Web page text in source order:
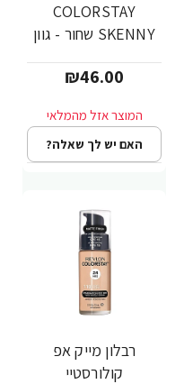
COLORSTAY
SKENNY שחור - גוון
₪46.00
האם יש לך שאלה?
רבלון מייק אפ
קולורסטיי